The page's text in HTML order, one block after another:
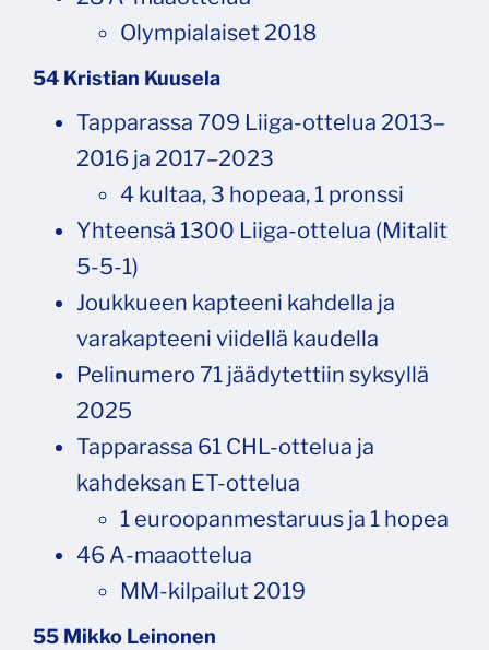
Olympialaiset 2018
54 Kristian Kuusela
Tapparassa 709 Liiga-ottelua 2013–
2016 ja 2017–2023
4 kultaa, 3 hopeaa, 1 pronssi
Yhteensä 1300 Liiga-ottelua (Mitalit
5-5-1)
Joukkueen kapteeni kahdella ja
varakapteeni viidellä kaudella
Pelinumero 71 jäädytettiin syksyllä
2025
Tapparassa 61 CHL-ottelua ja
kahdeksan ET-ottelua
1 euroopanmestaruus ja 1 hopea
46 A-maaottelua
MM-kilpailut 2019
55 Mikko Leinonen